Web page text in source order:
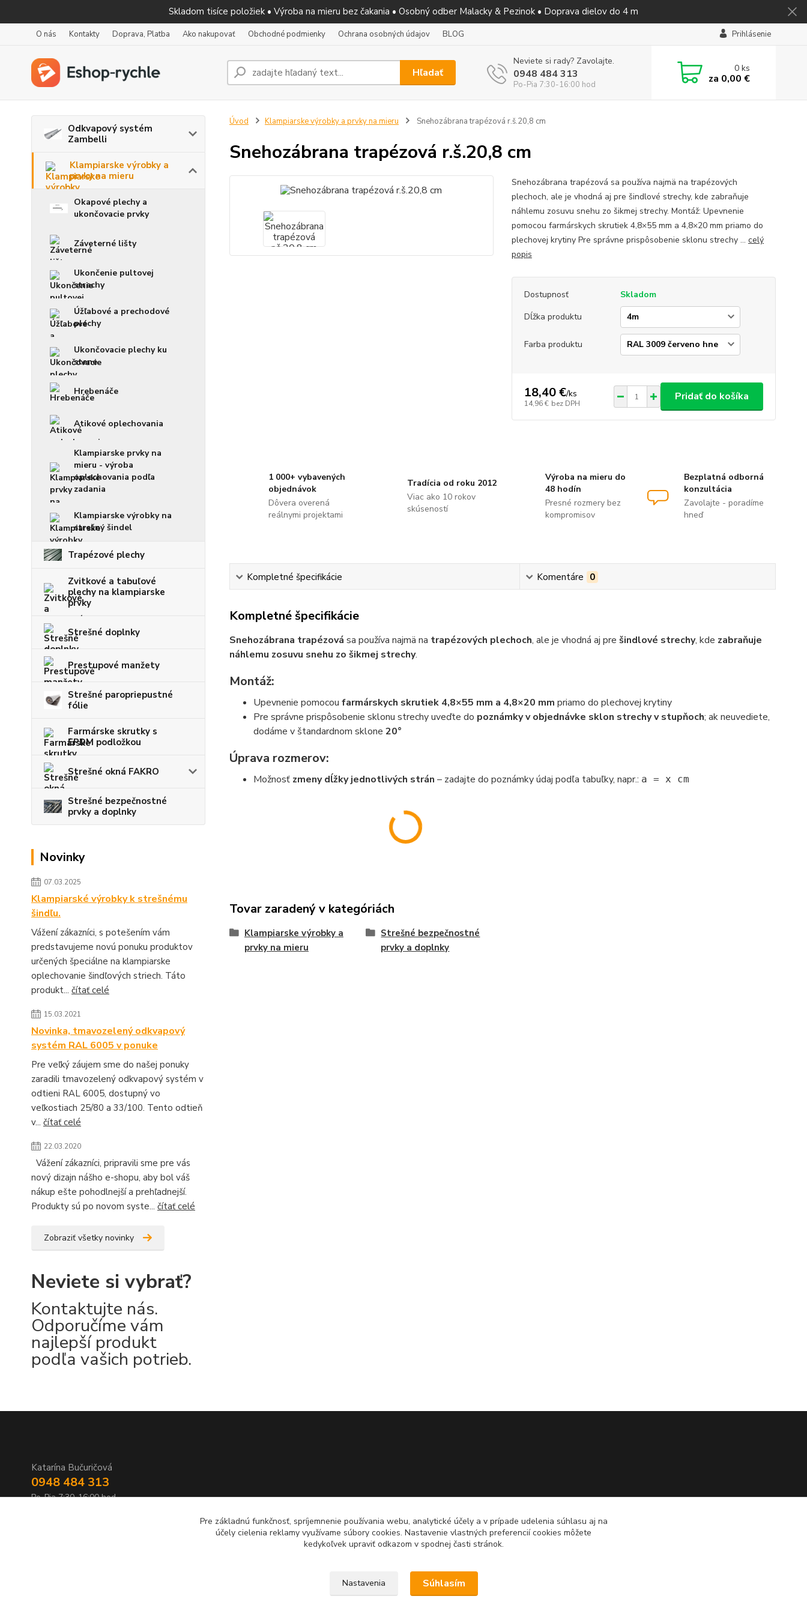
Skladom tisíce položiek • Výroba na mieru bez čakania • Osobný odber Malacky & Pezinok • Doprava dielov do 4 m
O nás Kontakty Doprava, Platba Ako nakupovať Obchodné podmienky Ochrana osobných údajov BLOG Prihlásenie
Hľadať
Neviete si rady? Zavolajte.
0948 484 313
Po-Pia 7:30-16:00 hod
0ks
za 0,00 €
Odkvapový systém
Zambelli
Klampiarske výrobky a
prvky na mieru
Okapové plechy a
ukončovacie prvky
Záveterné lišty
Ukončenie pultovej
strechy
Úžľabové a prechodové
plechy
Ukončovacie plechy ku
stene
Hrebenáče
Atikové oplechovania
Klampiarske prvky na
mieru - výroba
oplechovania podľa
zadania
Klampiarske výrobky na
strešný šindel
Trapézové plechy
Zvitkové a tabuľové
plechy na klampiarske
prvky
Strešné doplnky
Prestupové manžety
Strešné paropriepustné
fólie
Farmárske skrutky s
EPDM podložkou
Strešné okná FAKRO
Strešné bezpečnostné
prvky a doplnky
Novinky
07.03.2025
Klampiarské výrobky k strešnému
šindľu.
Vážení zákazníci, s potešením vám
predstavujeme novú ponuku produktov
určených špeciálne na klampiarske
oplechovanie šindľových striech. Táto
produkt... čítať celé
15.03.2021
Novinka, tmavozelený odkvapový
systém RAL 6005 v ponuke
Pre veľký záujem sme do našej ponuky
zaradili tmavozelený odkvapový systém v
odtieni RAL 6005, dostupný vo
veľkostiach 25/80 a 33/100. Tento odtieň
v... čítať celé
22.03.2020
Vážení zákazníci, pripravili sme pre vás
nový dizajn nášho e-shopu, aby bol váš
nákup ešte pohodlnejší a prehľadnejší.
Produkty sú po novom syste... čítať celé
Zobraziť všetky novinky
Neviete si vybrať?
Kontaktujte nás.
Odporučíme vám
najlepší produkt
podľa vašich potrieb.
Úvod Klampiarske výrobky a prvky na mieru Snehozábrana trapézová r.š.20,8 cm
Snehozábrana trapézová r.š.20,8 cm
Snehozábrana trapézová sa používa najmä na trapézových
plechoch, ale je vhodná aj pre šindlové strechy, kde zabraňuje
náhlemu zosuvu snehu zo šikmej strechy. Montáž: Upevnenie
pomocou farmárskych skrutiek 4,8×55 mm a 4,8×20 mm priamo do
plechovej krytiny Pre správne prispôsobenie sklonu strechy ... celý
popis
Dostupnosť
Skladom
Dĺžka produktu
Farba produktu
18,40 €/ks
14,96 € bez DPH
Pridať do košíka
1 000+ vybavených
objednávok
Dôvera overená
reálnymi projektami
Tradícia od roku 2012
Viac ako 10 rokov
skúseností
Výroba na mieru do
48 hodín
Presné rozmery bez
kompromisov
Bezplatná odborná
konzultácia
Zavolajte - poradíme
hneď
Kompletné špecifikácie Komentáre 0
Kompletné špecifikácie
Snehozábrana trapézová sa používa najmä na trapézových plechoch, ale je vhodná aj pre šindlové strechy, kde zabraňuje
náhlemu zosuvu snehu zo šikmej strechy.
Montáž:
Upevnenie pomocou farmárskych skrutiek 4,8×55 mm a 4,8×20 mm priamo do plechovej krytiny
Pre správne prispôsobenie sklonu strechy uveďte do poznámky v objednávke sklon strechy v stupňoch; ak neuvediete,
dodáme v štandardnom sklone 20°
Úprava rozmerov:
Možnosť zmeny dĺžky jednotlivých strán – zadajte do poznámky údaj podľa tabuľky, napr.: a = x cm
Tovar zaradený v kategóriách
Klampiarske výrobky a
prvky na mieru
Strešné bezpečnostné
prvky a doplnky
Katarína Bučuričová
0948 484 313
Po-Pia 7:30-16:00 hod
Pre základnú funkčnosť, spríjemnenie používania webu, analytické účely a v prípade udelenia súhlasu aj na
účely cielenia reklamy využívame súbory cookies. Nastavenie vlastných preferencií cookies môžete
kedykoľvek upraviť odkazom v spodnej časti stránok.
Nastavenia Súhlasím